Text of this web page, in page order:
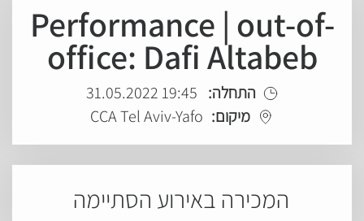
Performance | out-of-
office: Dafi Altabeb
התחלה: 19:45 31.05.2022
מיקום: CCA Tel Aviv-Yafo
המכירה באירוע הסתיימה